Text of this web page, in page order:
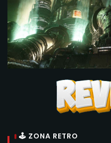
🕹 ZONA RETRO